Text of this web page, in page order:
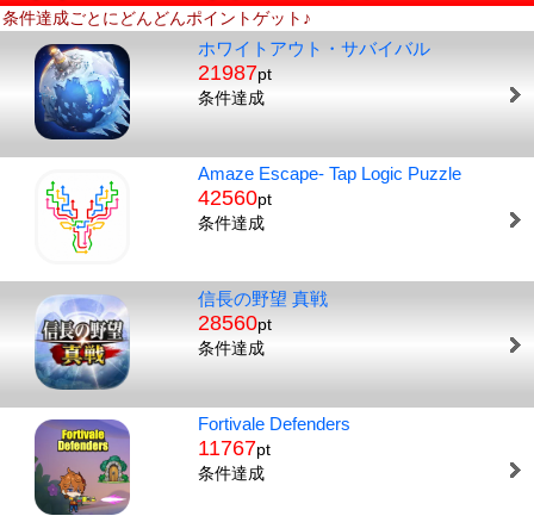
条件達成ごとにどんどんポイントゲット♪
ホワイトアウト・サバイバル
21987pt
条件達成
Amaze Escape- Tap Logic Puzzle
42560pt
条件達成
信長の野望 真戦
28560pt
条件達成
Fortivale Defenders
11767pt
条件達成